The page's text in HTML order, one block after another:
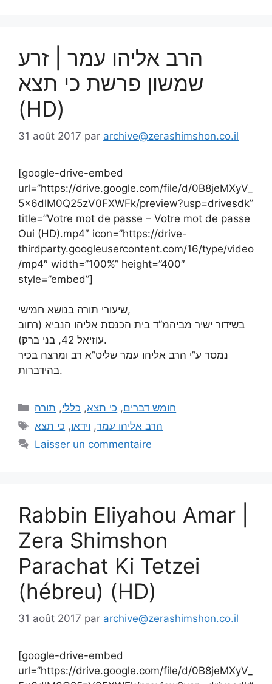
הרב אליהו עמר | זרע
שמשון פרשת כי תצא
(HD)
31 août 2017 par archive@zerashimshon.co.il
[google-drive-embed
url=”https://drive.google.com/file/d/0B8jeMXyV_
5x6dlM0Q25zV0FXWFk/preview?usp=drivesdk”
title=”Votre mot de passe – Votre mot de passe
Oui (HD).mp4″ icon=”https://drive-
thirdparty.googleusercontent.com/16/type/video
/mp4″ width=”100%” height=”400″
style=”embed”]
שיעורי תורה בנושא חמישי,
בשידור ישיר מביהמ”ד בית הכנסת אליהו הנביא (רחוב
עוזיאל 42, בני ברק).
נמסר ע”י הרב אליהו עמר שליט”א רב ומרצה בכיר
בהידברות.
חומש דברים, כי תצא, כללי, תורה
הרב אליהו עמר, וידאו, כי תצא
Laisser un commentaire
Rabbin Eliyahou Amar |
Zera Shimshon
Parachat Ki Tetzei
(hébreu) (HD)
31 août 2017 par archive@zerashimshon.co.il
[google-drive-embed
url=”https://drive.google.com/file/d/0B8jeMXyV_